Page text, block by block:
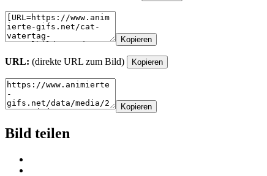
Kopieren
URL: (direkte URL zum Bild) Kopieren
Kopieren
Bild teilen